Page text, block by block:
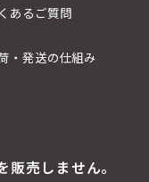
あるご質問
・発送の仕組み
売しません。